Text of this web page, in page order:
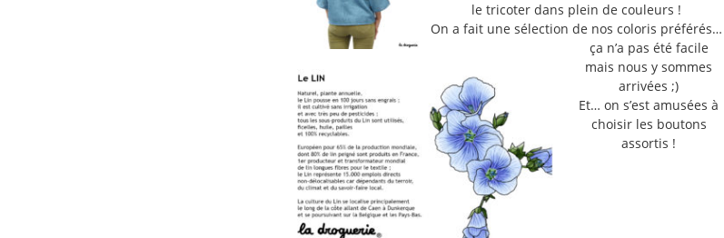
le tricoter dans plein de couleurs !
On a fait une sélection de nos coloris préférés…
ça n’a pas été facile
mais nous y sommes
arrivées ;)
Et… on s’est amusées à
choisir les boutons
assortis !